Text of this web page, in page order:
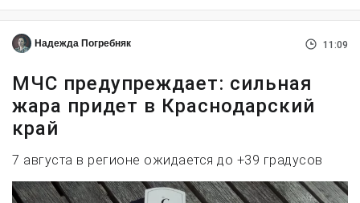
Надежда Погребняк 11:09
МЧС предупреждает: сильная
жара придет в Краснодарский
край
7 августа в регионе ожидается до +39 градусов